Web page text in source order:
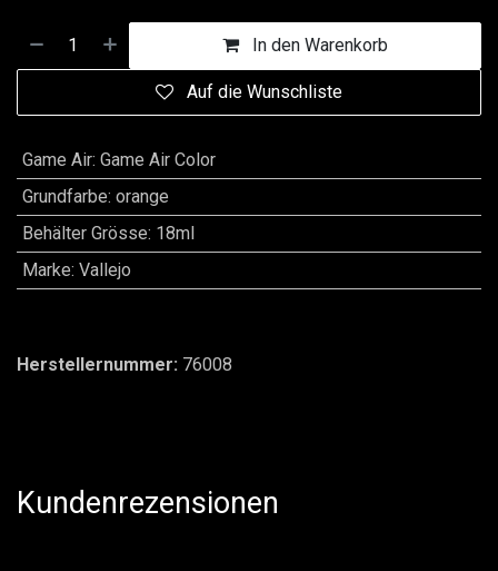
In den Warenkorb
Auf die Wunschliste
Game Air: Game Air Color
Grundfarbe: orange
Behälter Grösse: 18ml
Marke: Vallejo
Herstellernummer: 76008
Kundenrezensionen